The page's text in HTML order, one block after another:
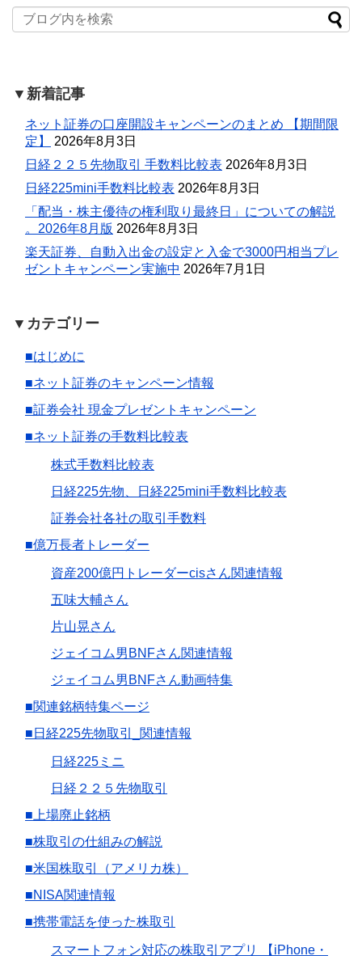
▼新着記事
ネット証券の口座開設キャンペーンのまとめ 【期間限
定】
2026年8月3日
日経２２５先物取引 手数料比較表 2026年8月3日
日経225mini手数料比較表 2026年8月3日
「配当・株主優待の権利取り最終日」についての解説
。2026年8月版 2026年8月3日
楽天証券、自動入出金の設定と入金で3000円相当プレ
ゼントキャンペーン実施中 2026年7月1日
▼カテゴリー
■はじめに
■ネット証券のキャンペーン情報
■証券会社 現金プレゼントキャンペーン
■ネット証券の手数料比較表
株式手数料比較表
日経225先物、日経225mini手数料比較表
証券会社各社の取引手数料
■億万長者トレーダー
資産200億円トレーダーcisさん関連情報
五味大輔さん
片山晃さん
ジェイコム男BNFさん関連情報
ジェイコム男BNFさん動画特集
■関連銘柄特集ページ
■日経225先物取引_関連情報
日経225ミニ
日経２２５先物取引
■上場廃止銘柄
■株取引の仕組みの解説
■米国株取引（アメリカ株）
■NISA関連情報
■携帯電話を使った株取引
スマートフォン対応の株取引アプリ 【iPhone・